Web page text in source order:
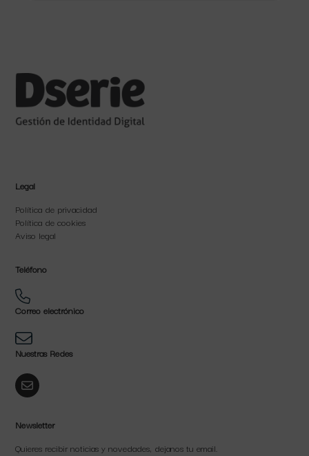
Legal
Política de privacidad
Política de cookies
Aviso legal
Teléfono
Correo electrónico
Nuestras Redes
Newsletter
Quieres recibir noticias y novedades, dejanos tu email.